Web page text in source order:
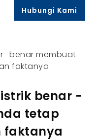
Hubungi Kami
-benar membuat
faktanya
benar -
tetap
faktanya